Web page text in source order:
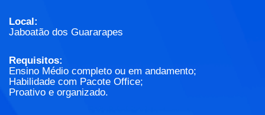
Local:
Jaboatão dos Guararapes
Requisitos:
Ensino Médio completo ou em andamento;
Habilidade com Pacote Office;
Proativo e organizado.